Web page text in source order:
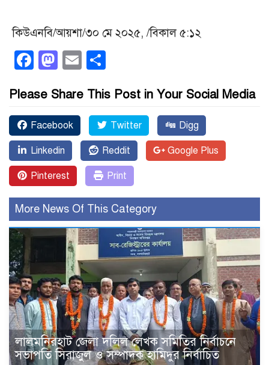
কিউএনবি/আয়শা/৩০ মে ২০২৫, /বিকাল ৫:১২
Facebook
Mastodon
Email
Please Share This Post in Your Social Media
Facebook Twitter Digg
Linkedin Reddit Google Plus
Pinterest Print
More News Of This Category
‎লালমনিরহাট জেলা দলিল লেখক সমিতির নির্বাচনে
সভাপতি সিরাজুল ও সম্পাদক হামিদুর নির্বাচিত